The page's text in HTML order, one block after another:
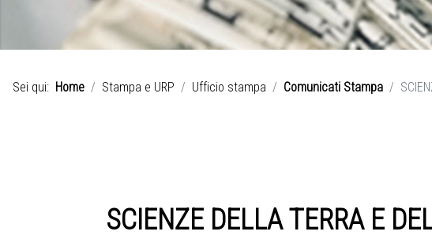
Sei qui: Home Stampa e URP Ufficio stampa Comunicati Stampa
SCIENZE DELLA TERRA E